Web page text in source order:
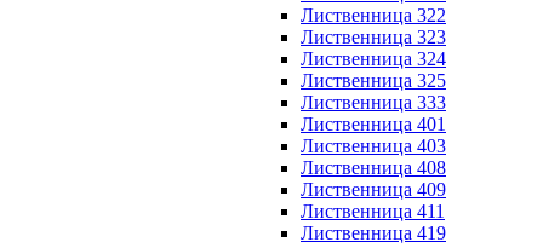
Лиственница 322
Лиственница 323
Лиственница 324
Лиственница 325
Лиственница 333
Лиственница 401
Лиственница 403
Лиственница 408
Лиственница 409
Лиственница 411
Лиственница 419